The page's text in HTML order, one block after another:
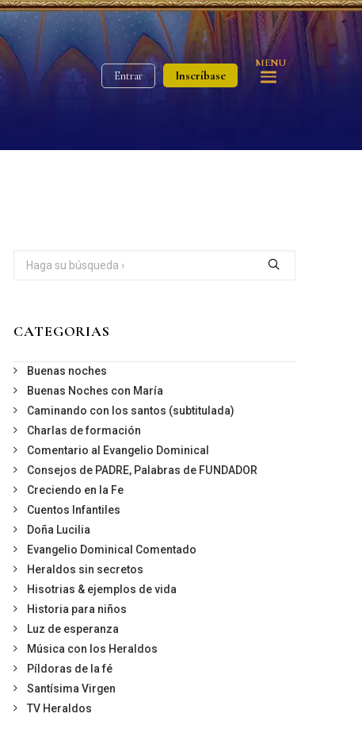
Entrar Inscríbase
MENU
CATEGORIAS
Buenas noches
Buenas Noches con María
Caminando con los santos (subtitulada)
Charlas de formación
Comentario al Evangelio Dominical
Consejos de PADRE, Palabras de FUNDADOR
Creciendo en la Fe
Cuentos Infantiles
Doña Lucilia
Evangelio Dominical Comentado
Heraldos sin secretos
Hisotrias & ejemplos de vida
Historia para niños
Luz de esperanza
Música con los Heraldos
Píldoras de la fé
Santísima Virgen
TV Heraldos